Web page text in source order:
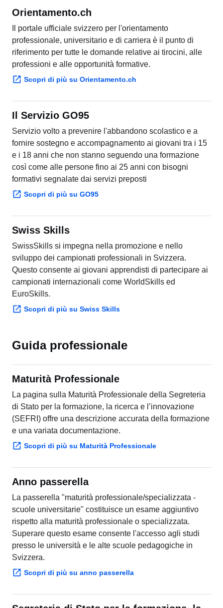
Orientamento.ch
professionale, universitario e di carriera è il punto di
riferimento per tutte le domande relative ai tirocini, alle
professioni e alle opportunità formative.
Il Servizio GO95
fornire sostegno e accompagnamento ai giovani tra i 15
e i 18 anni che non stanno seguendo una formazione
così come alle persone fino ai 25 anni con bisogni
formativi segnalate dai servizi preposti
Swiss Skills
sviluppo dei campionati professionali in Svizzera.
Questo consente ai giovani apprendisti di partecipare ai
campionati internazionali come WorldSkills ed
EuroSkills.
Guida professionale
Maturità Professionale
di Stato per la formazione, la ricerca e l’innovazione
(SEFRI) offre una descrizione accurata della formazione
e una variata documentazione.
Anno passerella
scuole universitarie" costituisce un esame aggiuntivo
rispetto alla maturità professionale o specializzata.
Superare questo esame consente l'accesso agli studi
presso le università e le alte scuole pedagogiche in
Svizzera.
Segreteria di Stato per la formazione, la